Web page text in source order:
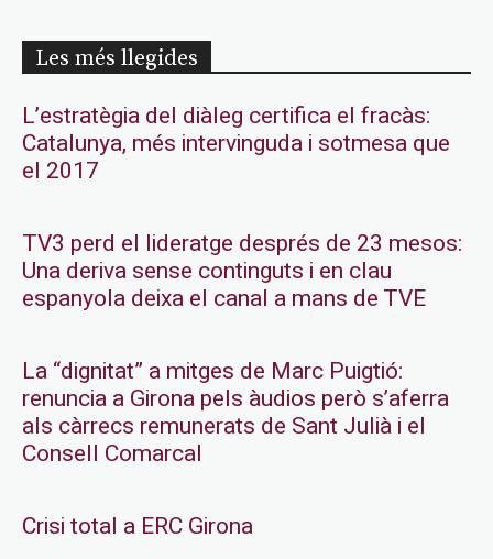
Les més llegides
L’estratègia del diàleg certifica el fracàs:
Catalunya, més intervinguda i sotmesa que
el 2017
TV3 perd el lideratge després de 23 mesos:
Una deriva sense continguts i en clau
espanyola deixa el canal a mans de TVE
La “dignitat” a mitges de Marc Puigtió:
renuncia a Girona pels àudios però s’aferra
als càrrecs remunerats de Sant Julià i el
Consell Comarcal
Crisi total a ERC Girona